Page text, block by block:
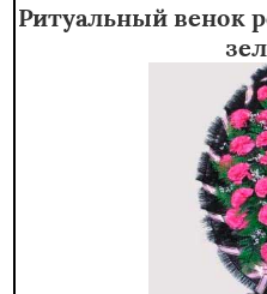
Ритуальный венок